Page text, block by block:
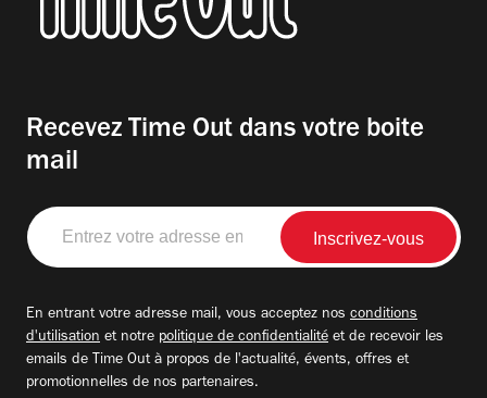
Recevez Time Out dans votre boite
mail
Entrez
votre
adresse
En entrant votre adresse mail, vous acceptez nos conditions
d'utilisation et notre politique de confidentialité et de recevoir les
emails de Time Out à propos de l'actualité, évents, offres et
promotionnelles de nos partenaires.